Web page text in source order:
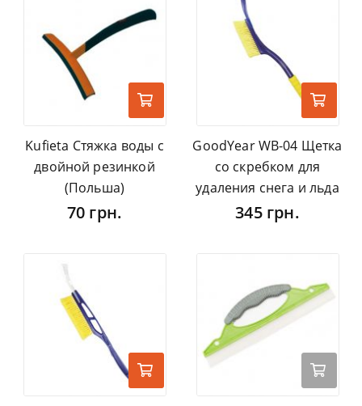
Kufieta Стяжка воды с
двойной резинкой
(Польша)
70 грн.
GoodYear WB-04 Щетка
со скребком для
удаления снега и льда
345 грн.